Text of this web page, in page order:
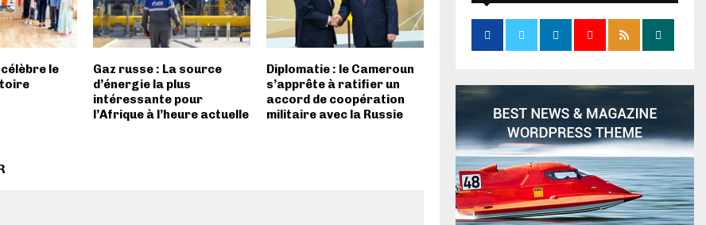
le
Gaz russe : La source
d’énergie la plus
intéressante pour
l’Afrique à l’heure actuelle
Diplomatie : le Cameroun
s’apprête à ratifier un
accord de coopération
militaire avec la Russie